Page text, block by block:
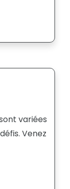
variées
Venez